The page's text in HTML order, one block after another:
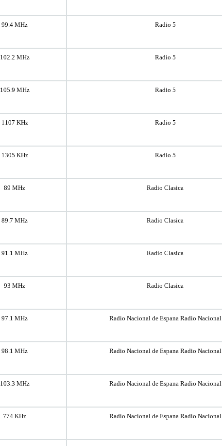
99.4 MHz Radio 5
102.2 MHz Radio 5
105.9 MHz Radio 5
1107 KHz Radio 5
1305 KHz Radio 5
89 MHz Radio Clasica
89.7 MHz Radio Clasica
91.1 MHz Radio Clasica
93 MHz Radio Clasica
97.1 MHz Radio Nacional de Espana Radio Nacional
98.1 MHz Radio Nacional de Espana Radio Nacional
103.3 MHz Radio Nacional de Espana Radio Nacional
774 KHz Radio Nacional de Espana Radio Nacional